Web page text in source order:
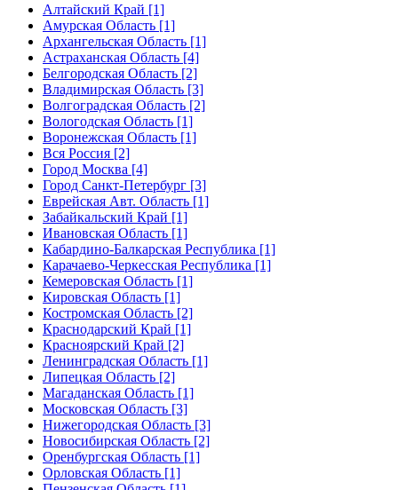
Алтайский Край [1]
Амурская Область [1]
Архангельская Область [1]
Астраханская Область [4]
Белгородская Область [2]
Владимирская Область [3]
Волгоградская Область [2]
Вологодская Область [1]
Воронежская Область [1]
Вся Россия [2]
Город Москва [4]
Город Санкт-Петербург [3]
Еврейская Авт. Область [1]
Забайкальский Край [1]
Ивановская Область [1]
Кабардино-Балкарская Республика [1]
Карачаево-Черкесская Республика [1]
Кемеровская Область [1]
Кировская Область [1]
Костромская Область [2]
Краснодарский Край [1]
Красноярский Край [2]
Ленинградская Область [1]
Липецкая Область [2]
Магаданская Область [1]
Московская Область [3]
Нижегородская Область [3]
Новосибирская Область [2]
Оренбургская Область [1]
Орловская Область [1]